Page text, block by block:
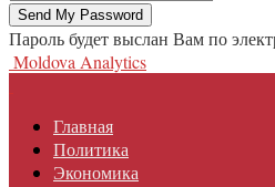
Пароль будет выслан Вам по
Moldova Analytics
Главная
Политика
Экономика